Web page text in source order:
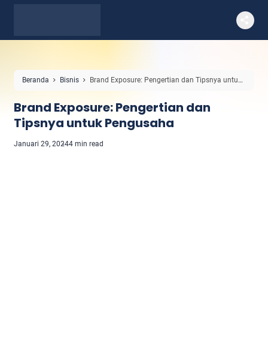
Beranda Bisnis
Brand Exposure: Pengertian dan Tipsnya untuk
Brand Exposure: Pengertian dan
Tipsnya untuk Pengusaha
Januari 29, 20244 min read